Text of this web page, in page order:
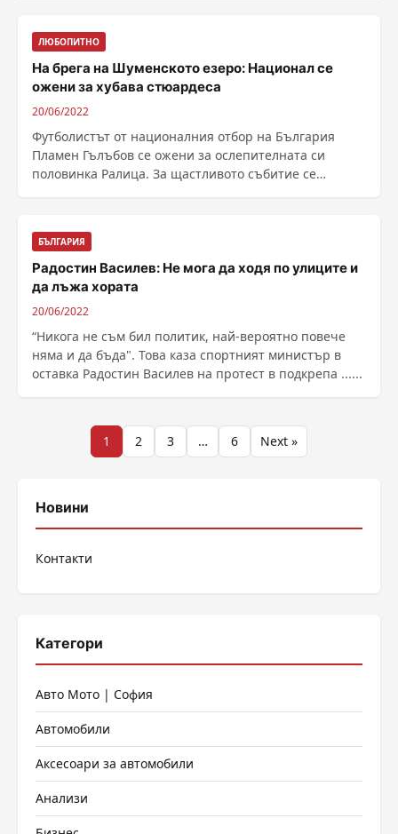
ЛЮБОПИТНО
На брега на Шуменското езеро: Национал се
ожени за хубава стюардеса
20/06/2022
Футболистът от националния отбор на България
Пламен Гълъбов се ожени за ослепителната си
половинка Ралица. За щастливото събитие се
БЪЛГАРИЯ
Радостин Василев: Не мога да ходя по улиците и
да лъжа хората
20/06/2022
“Никога не съм бил политик, най-вероятно повече
няма и да бъда". Това каза спортният министър в
оставка Радостин Василев на протест в подкрепа ......
Разделяне
публикациите
1 2 3 … 6 Next »
Новини
Контакти
Категори
Авто Мото | София
Автомобили
Аксесоари за автомобили
Анализи